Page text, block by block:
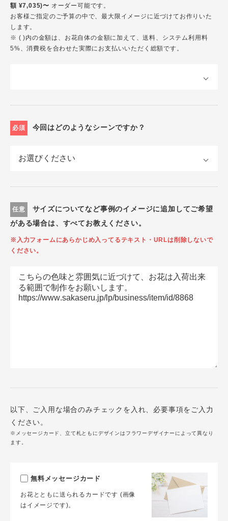
額 ¥7,035)〜 オーダー可能です。
お客様ご指定のご予算の中で、最大限イメージに近づけてお作りいた
します。
※ ( )内の金額は、お花自体の金額に加えて、送料、システム利用料
5%、消費税を合わせた実際にお支払いいただく総額です。
必須 今回はどのようなシーンですか？
任意
サイズについてなど事例のイメージに追加してご希望
がある場合は、すべてお教えください。
※入力フォームにあらかじめ入ってるテキスト・URLは削除しないで
ください。
以下、ご入用な場合のみチェックを入れ、必要事項をご入力
ください。
※メッセージカード、立て札ともにデザインはフラワーデザイナーによって異なり
ます。
無料メッセージカード
お花とともに送られるカードです (画像
はイメージです)。